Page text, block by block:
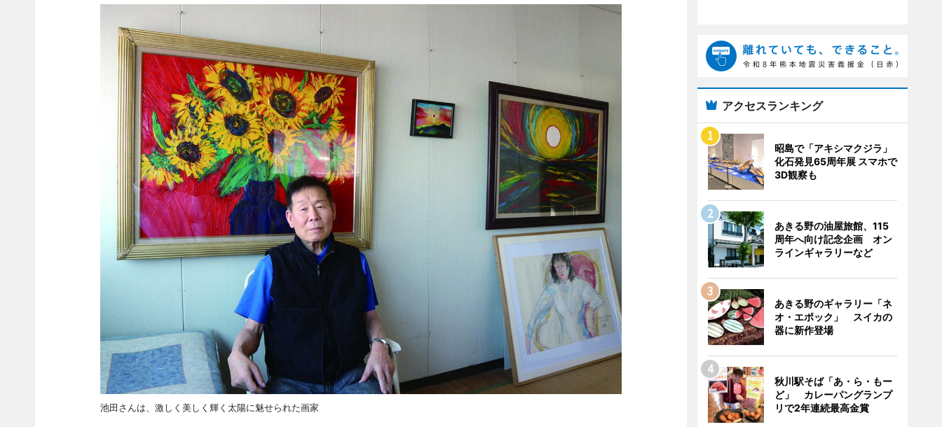
池田さんは、激しく美しく輝く太陽に魅せられた画家
アクセスランキング
昭島で「アキシマクジラ」
化石発見65周年展 スマホで
3D観察も
あきる野の油屋旅館、115
周年へ向け記念企画 オン
ラインギャラリーなど
あきる野のギャラリー「ネ
オ・エポック」 スイカの
器に新作登場
秋川駅そば「あ・ら・もー
ど」 カレーパングランプ
リで2年連続最高金賞